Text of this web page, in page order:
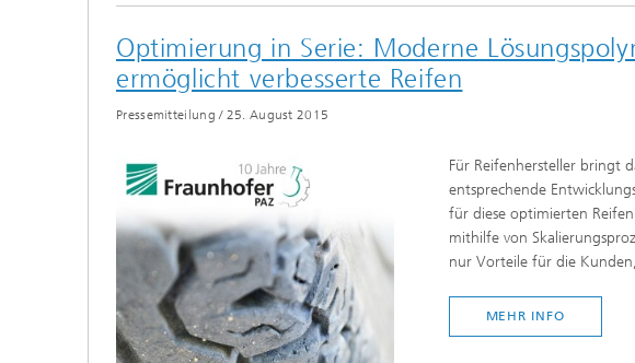
Optimierung in Serie: Moderne
ermöglicht verbesserte Reifen
Pressemitteilung / 25. August 2015
Für Reifenhersteller bringt
entsprechende
für diese optimierten
mithilfe von
nur Vorteile für die
MEHR INFO